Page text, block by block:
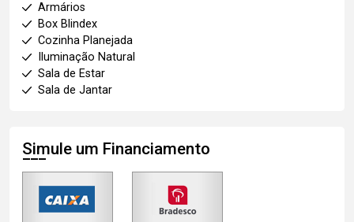
Armários
Box Blindex
Cozinha Planejada
Iluminação Natural
Sala de Estar
Sala de Jantar
Simule um Financiamento